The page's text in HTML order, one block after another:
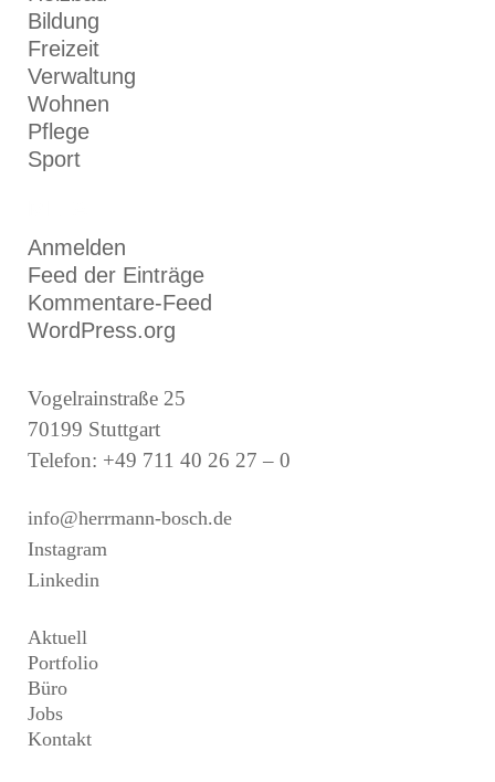
Bildung
Freizeit
Verwaltung
Wohnen
Pflege
Sport
Anmelden
Feed der Einträge
Kommentare-Feed
WordPress.org
Vogelrainstraße 25
70199 Stuttgart
Telefon: +49 711 40 26 27 – 0
info@herrmann-bosch.de
Instagram
Linkedin
Aktuell
Portfolio
Büro
Jobs
Kontakt